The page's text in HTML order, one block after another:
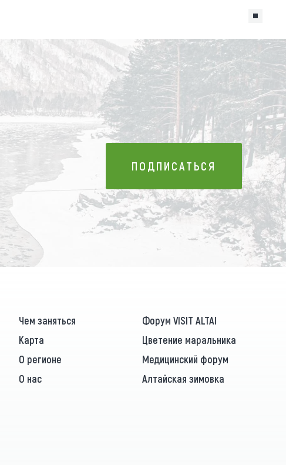
ПОДПИСАТЬСЯ
ПОДПИСАТЬСЯ
Чем заняться
Форум VISIT ALTAI
Карта
Цветение маральника
О регионе
Медицинский форум
О нас Алтайская зимовка